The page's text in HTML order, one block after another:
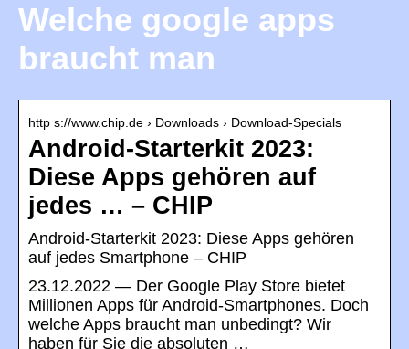
Welche google apps
braucht man
http s://www.chip.de › Downloads › Download-Specials
Android-Starterkit 2023:
Diese Apps gehören auf
jedes … – CHIP
Android-Starterkit 2023: Diese Apps gehören
auf jedes Smartphone – CHIP
23.12.2022 — Der Google Play Store bietet
Millionen Apps für Android-Smartphones. Doch
welche Apps braucht man unbedingt? Wir
haben für Sie die absoluten …